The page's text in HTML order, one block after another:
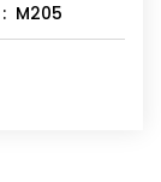
M205